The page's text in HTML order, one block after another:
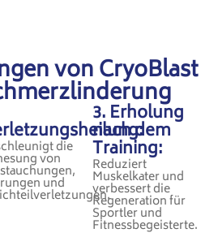
von CryoBlast
die
von
und
3. Erholung
nach dem
Training:
Reduziert
Muskelkater und
verbessert die
Regeneration für
Sportler und
Fitnessbegeisterte.